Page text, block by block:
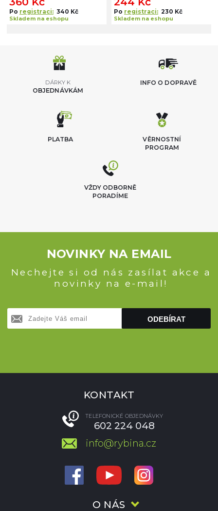
Po registraci: 340 Kč
Skladem na eshopu
Po registraci: 230 Kč
Skladem na eshopu
DÁRKY K
OBJEDNÁVKÁM
INFO O DOPRAVĚ
VĚRNOSTNÍ
PROGRAM
PLATBA
VŽDY ODBORNĚ
PORADÍME
NOVINKY NA EMAIL
Nechejte si od nás zasílat akce a
novinky na e-mail!
ODEBÍRAT
O NÁS
KONTAKT
TELEFONICKÉ OBJEDNÁVKY
602 224 048
info@rybina.cz